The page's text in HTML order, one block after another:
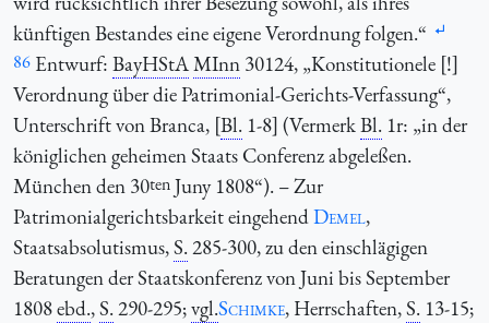
künftigen Bestandes eine eigene Verordnung folgen.“
86 Entwurf: BayHStAMInn 30124, „Konstitutionele [!]
Verordnung über die Patrimonial-Gerichts-Verfassung“,
Unterschrift von Branca, [Bl. 1-8] (VermerkBl. 1r: „in der
königlichen geheimen Staats Conferenz abgeleßen.
München den 30tenJuny 1808“). – Zur
Patrimonialgerichtsbarkeit eingehendDemel,
Staatsabsolutismus,S.285-300, zu den einschlägigen
Beratungen der Staatskonferenz von Juni bis September
1808ebd.,S.290-295;vgl.Schimke, Herrschaften,S. 13-15;